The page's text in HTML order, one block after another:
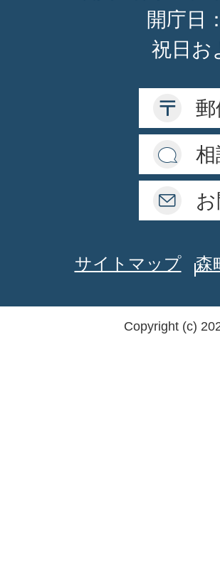
開庁日
祝日お
郵
相
サイトマップ 森
Copyright (c)